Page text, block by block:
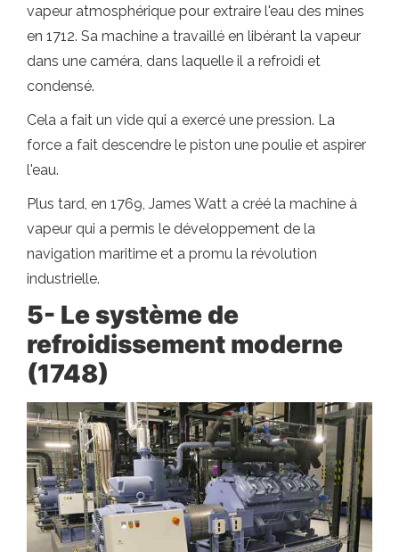
vapeur atmosphérique pour extraire l'eau des mines
en 1712. Sa machine a travaillé en libérant la vapeur
dans une caméra, dans laquelle il a refroidi et
condensé.
Cela a fait un vide qui a exercé une pression. La
force a fait descendre le piston une poulie et aspirer
l'eau.
Plus tard, en 1769, James Watt a créé la machine à
vapeur qui a permis le développement de la
navigation maritime et a promu la révolution
industrielle.
5- Le système de
refroidissement moderne
(1748)